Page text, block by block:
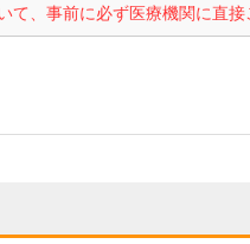
て、事前に必ず医療機関に直接